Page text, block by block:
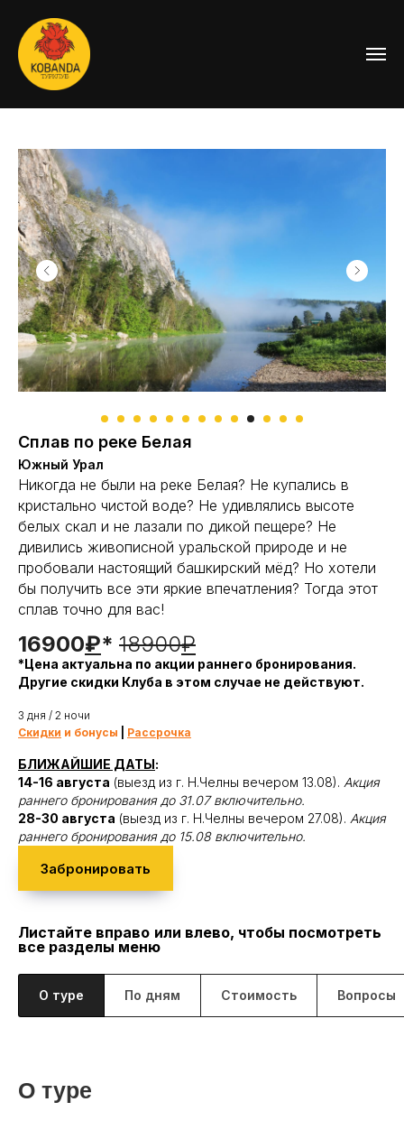
Сплав по реке Белая
Южный Урал
Никогда не были на реке Белая? Не купались в
кристально чистой воде? Не удивлялись высоте
белых скал и не лазали по дикой пещере? Не
дивились живописной уральской природе и не
пробовали настоящий башкирский мёд? Но хотели
бы получить все эти яркие впечатления? Тогда этот
сплав точно для вас!
16900₽* 18900₽
*Цена актуальна по акции раннего бронирования.
Другие скидки Клуба в этом случае не действуют.
3 дня / 2 ночи
Скидки и бонусы Рассрочка
БЛИЖАЙШИЕ ДАТЫ:
14-16 августа (выезд из г. Н.Челны вечером 13.08). Акция
раннего бронирования до 31.07 включительно.
28-30 августа (выезд из г. Н.Челны вечером 27.08). Акция
раннего бронирования до 15.08 включительно.
Забронировать
Листайте вправо или влево, чтобы посмотреть
все разделы меню
О туре По дням Стоимость Вопросы
О туре